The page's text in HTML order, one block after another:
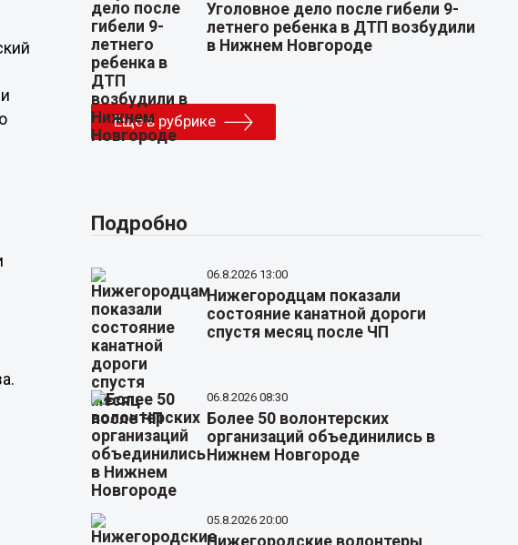
Уголовное дело после гибели 9-
летнего ребенка в ДТП возбудили
в Нижнем Новгороде
Еще в рубрике
Подробно
06.8.2026 13:00
Нижегородцам показали
состояние канатной дороги
спустя месяц после ЧП
06.8.2026 08:30
Более 50 волонтерских
организаций объединились в
Нижнем Новгороде
05.8.2026 20:00
Нижегородские волонтеры